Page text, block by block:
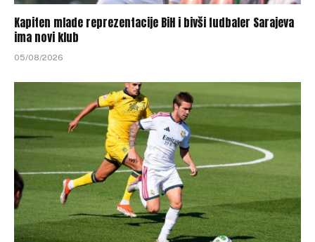
Kapiten mlade reprezentacije BiH i bivši fudbaler Sarajeva
ima novi klub
05/08/2026